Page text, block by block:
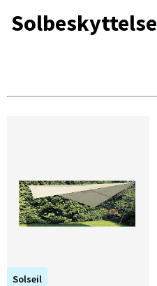
Solbeskyttelse
Solseil